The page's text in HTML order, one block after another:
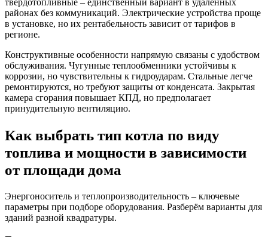
районах без коммуникаций. Электрические устройства проще
в установке, но их рентабельность зависит от тарифов в
регионе.
Конструктивные особенности напрямую связаны с удобством
обслуживания. Чугунные теплообменники устойчивы к
коррозии, но чувствительны к гидроударам. Стальные легче
ремонтируются, но требуют защиты от конденсата. Закрытая
камера сгорания повышает КПД, но предполагает
принудительную вентиляцию.
Как выбрать тип котла по виду
топлива и мощности в зависимости
от площади дома
Энергоноситель и теплопроизводительность – ключевые
параметры при подборе оборудования. Разберём варианты для
зданий разной квадратуры.